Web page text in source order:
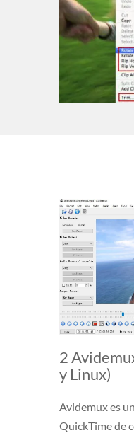
2
y Linux)
Avidemux es
QuickTime de